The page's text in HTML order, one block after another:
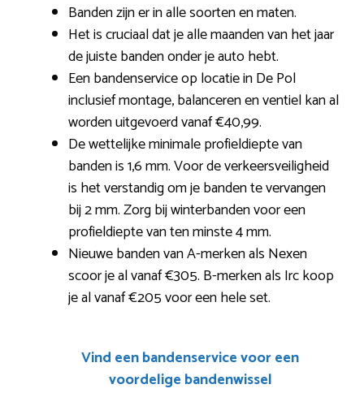
Banden zijn er in alle soorten en maten.
Het is cruciaal dat je alle maanden van het jaar
de juiste banden onder je auto hebt.
Een bandenservice op locatie in De Pol
inclusief montage, balanceren en ventiel kan al
worden uitgevoerd vanaf €40,99.
De wettelijke minimale profieldiepte van
banden is 1,6 mm. Voor de verkeersveiligheid
is het verstandig om je banden te vervangen
bij 2 mm. Zorg bij winterbanden voor een
profieldiepte van ten minste 4 mm.
Nieuwe banden van A-merken als Nexen
scoor je al vanaf €305. B-merken als Irc koop
je al vanaf €205 voor een hele set.
Vind een bandenservice voor een
voordelige bandenwissel